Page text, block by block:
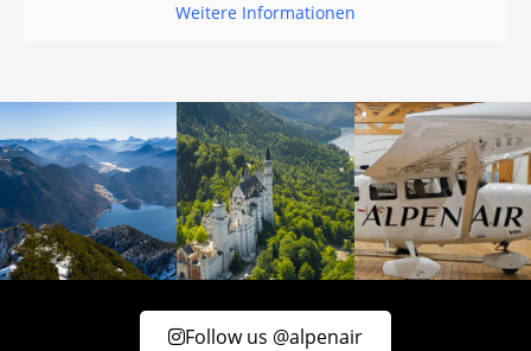
Weitere Informationen
Follow us @alpenair